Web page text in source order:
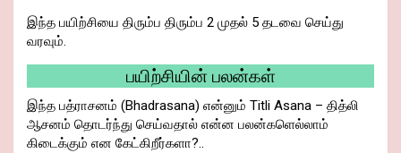
இந்த பயிற்சியை திரும்ப திரும்ப 2 முதல் 5 தடவை செய்து
வரவும்.
பயிற்சியின் பலன்கள்
இந்த பத்ராசனம் (Bhadrasana) என்னும் Titli Asana – தித்லி
ஆசனம் தொடர்ந்து செய்வதால் என்ன பலன்களெல்லாம்
கிடைக்கும் என கேட்கிறீர்களா?..